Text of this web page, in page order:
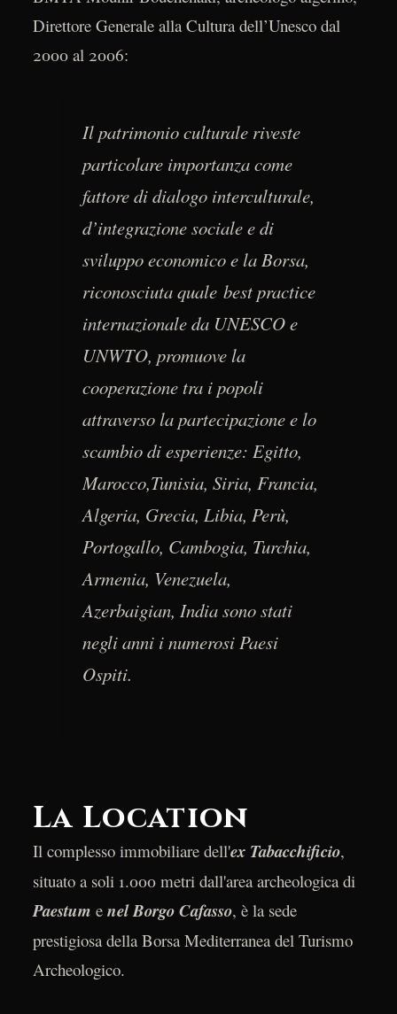
Direttore Generale alla Cultura dell’Unesco dal
2000 al 2006:
Il patrimonio culturale riveste
particolare importanza come
fattore di dialogo interculturale,
d’integrazione sociale e di
sviluppo economico e la Borsa,
riconosciuta quale best practice
internazionale da UNESCO e
UNWTO, promuove la
cooperazione tra i popoli
attraverso la partecipazione e lo
scambio di esperienze: Egitto,
Marocco,Tunisia, Siria, Francia,
Algeria, Grecia, Libia, Perù,
Portogallo, Cambogia, Turchia,
Armenia, Venezuela,
Azerbaigian, India sono stati
negli anni i numerosi Paesi
Ospiti.
La Location
Il complesso immobiliare dell'ex Tabacchificio,
situato a soli 1.000 metri dall'area archeologica di
Paestum e nel Borgo Cafasso, è la sede
prestigiosa della Borsa Mediterranea del Turismo
Archeologico.